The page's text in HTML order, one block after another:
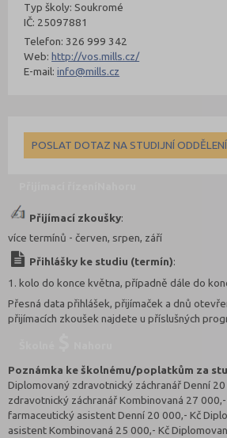
Typ školy: Soukromé
IČ: 25097881
Telefon: 326 999 342
Web:http://vos.mills.cz/
E-mail:info@mills.cz
POSLAT DOTAZ NA STUDIJNÍ ODDĚLENÍ
Přijímací zkoušky:
více termínů - červen, srpen, září
Přihlášky ke studiu (termín):
1. kolo do konce května, případně dále do
Přesná data přihlášek, přijímaček a dnů
přijímacích zkoušek najdete u příslušných
Poznámka ke školnému/poplatkům za
Diplomovaný zdravotnický záchranář Denní
zdravotnický záchranář Kombinovaná 27
farmaceutický asistent Denní 20 000,- Kč
asistent Kombinovaná 25 000,- Kč